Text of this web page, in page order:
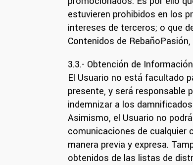
estuvieren prohibidos en los
intereses de terceros; o que
Contenidos de
3.3.- Obtención de Información
El Usuario no está facultado
presente, y será responsable
indemnizar a los
Asimismo, el Usuario no
comunicaciones de cualquier
manera previa y expresa.
obtenidos de las listas de